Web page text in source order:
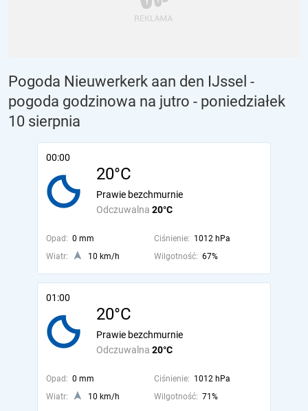
Pogoda Nieuwerkerk aan den IJssel -
pogoda godzinowa na jutro - poniedziałek
10 sierpnia
00:00
20°C
Odczuwalna 20°C
Prawie bezchmurnie
Opad: 0 mm Ciśnienie: 1012 hPa
Wiatr:
10 km/h Wilgotność: 67%
01:00
20°C
Odczuwalna 20°C
Prawie bezchmurnie
Opad: 0 mm Ciśnienie: 1012 hPa
Wiatr:
10 km/h Wilgotność: 71%